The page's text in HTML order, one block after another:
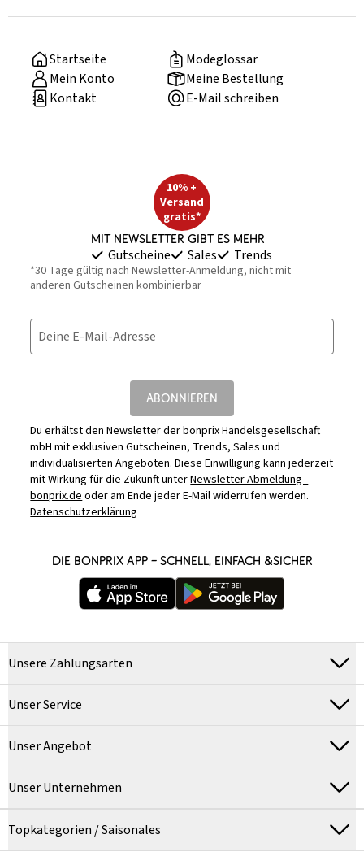
Startseite
Modeglossar
Mein Konto
Meine Bestellung
Kontakt
E-Mail schreiben
10% +
Versand
gratis*
Mit Newsletter gibt es mehr
Gutscheine Sales Trends
*30 Tage gültig nach Newsletter-Anmeldung, nicht mit
anderen Gutscheinen kombinierbar
Deine E-Mail-Adresse
ABONNIEREN
Du erhältst den Newsletter der bonprix Handelsgesellschaft
mbH mit exklusiven Gutscheinen, Trends, Sales und
individualisierten Angeboten. Diese Einwilligung kann jederzeit
mit Wirkung für die Zukunft unterNewsletter Abmeldung -
bonprix.deoder am Ende jeder E-Mail widerrufen werden.
Datenschutzerklärung
DIE BONPRIX APP – SCHNELL, EINFACH &SICHER
Unsere Zahlungsarten
Unser Service
Unser Angebot
Unser Unternehmen
Topkategorien / Saisonales